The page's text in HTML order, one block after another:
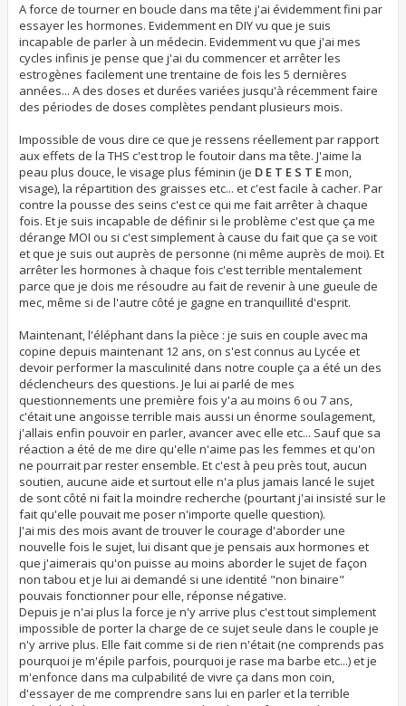
A force de tourner en boucle dans ma tête j'ai évidemment fini par
essayer les hormones. Evidemment en DIY vu que je suis
incapable de parler à un médecin. Evidemment vu que j'ai mes
cycles infinis je pense que j'ai du commencer et arrêter les
estrogènes facilement une trentaine de fois les 5 dernières
années... A des doses et durées variées jusqu'à récemment faire
des périodes de doses complètes pendant plusieurs mois.
Impossible de vous dire ce que je ressens réellement par rapport
aux effets de la THS c'est trop le foutoir dans ma tête. J'aime la
peau plus douce, le visage plus féminin (je D E T E S T Emon,
visage), la répartition des graisses etc... et c'est facile à cacher. Par
contre la pousse des seins c'est ce qui me fait arrêter à chaque
fois. Et je suis incapable de définir si le problème c'est que ça me
dérange MOI ou si c'est simplement à cause du fait que ça se voit
et que je suis out auprès de personne (ni même auprès de moi). Et
arrêter les hormones à chaque fois c'est terrible mentalement
parce que je dois me résoudre au fait de revenir à une gueule de
mec, même si de l'autre côté je gagne en tranquillité d'esprit.
Maintenant, l'éléphant dans la pièce : je suis en couple avec ma
copine depuis maintenant 12 ans, on s'est connus au Lycée et
devoir performer la masculinité dans notre couple ça a été un des
déclencheurs des questions. Je lui ai parlé de mes
questionnements une première fois y'a au moins 6 ou 7 ans,
c'était une angoisse terrible mais aussi un énorme soulagement,
j'allais enfin pouvoir en parler, avancer avec elle etc... Sauf que sa
réaction a été de me dire qu'elle n'aime pas les femmes et qu'on
ne pourrait par rester ensemble. Et c'est à peu près tout, aucun
soutien, aucune aide et surtout elle n'a plus jamais lancé le sujet
de sont côté ni fait la moindre recherche (pourtant j'ai insisté sur le
fait qu'elle pouvait me poser n'importe quelle question).
J'ai mis des mois avant de trouver le courage d'aborder une
nouvelle fois le sujet, lui disant que je pensais aux hormones et
que j'aimerais qu'on puisse au moins aborder le sujet de façon
non tabou et je lui ai demandé si une identité "non binaire"
pouvais fonctionner pour elle, réponse négative.
Depuis je n'ai plus la force je n'y arrive plus c'est tout simplement
impossible de porter la charge de ce sujet seule dans le couple je
n'y arrive plus. Elle fait comme si de rien n'était (ne comprends pas
pourquoi je m'épile parfois, pourquoi je rase ma barbe etc...) et je
m'enfonce dans ma culpabilité de vivre ça dans mon coin,
d'essayer de me comprendre sans lui en parler et la terrible